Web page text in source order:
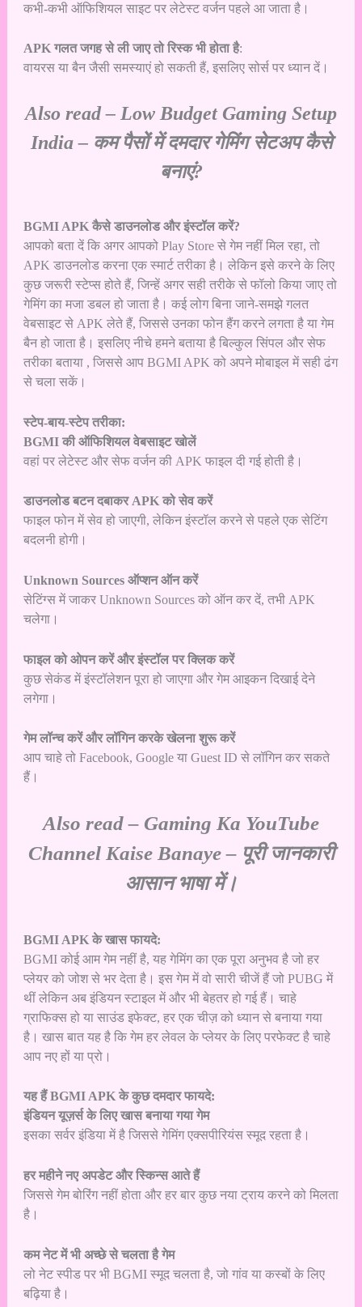
कभी-कभी ऑफिशियल साइट पर लेटेस्ट वर्जन पहले आ जाता है।
APK गलत जगह से ली जाए तो रिस्क भी होता है:
वायरस या बैन जैसी समस्याएं हो सकती हैं, इसलिए सोर्स पर ध्यान दें।
Also read – Low Budget Gaming Setup
India – कम पैसों में दमदार गेमिंग सेटअप कैसे
बनाएं?
BGMI APK कैसे डाउनलोड और इंस्टॉल करें?
आपको बता दें कि अगर आपको Play Store से गेम नहीं मिल रहा, तो
APK डाउनलोड करना एक स्मार्ट तरीका है। लेकिन इसे करने के लिए
कुछ जरूरी स्टेप्स होते हैं, जिन्हें अगर सही तरीके से फॉलो किया जाए तो
गेमिंग का मजा डबल हो जाता है। कई लोग बिना जाने-समझे गलत
वेबसाइट से APK लेते हैं, जिससे उनका फोन हैंग करने लगता है या गेम
बैन हो जाता है। इसलिए नीचे हमने बताया है बिल्कुल सिंपल और सेफ
तरीका बताया , जिससे आप BGMI APK को अपने मोबाइल में सही ढंग
से चला सकें।
स्टेप-बाय-स्टेप तरीका:
BGMI की ऑफिशियल वेबसाइट खोलें
वहां पर लेटेस्ट और सेफ वर्जन की APK फाइल दी गई होती है।
डाउनलोड बटन दबाकर APK को सेव करें
फाइल फोन में सेव हो जाएगी, लेकिन इंस्टॉल करने से पहले एक सेटिंग
बदलनी होगी।
Unknown Sources ऑप्शन ऑन करें
सेटिंग्स में जाकर Unknown Sources को ऑन कर दें, तभी APK
चलेगा।
फाइल को ओपन करें और इंस्टॉल पर क्लिक करें
कुछ सेकंड में इंस्टॉलेशन पूरा हो जाएगा और गेम आइकन दिखाई देने
लगेगा।
गेम लॉन्च करें और लॉगिन करके खेलना शुरू करें
आप चाहे तो Facebook, Google या Guest ID से लॉगिन कर सकते
हैं।
Also read – Gaming Ka YouTube
Channel Kaise Banaye – पूरी जानकारी
आसान भाषा में।
BGMI APK के खास फायदे:
BGMI कोई आम गेम नहीं है, यह गेमिंग का एक पूरा अनुभव है जो हर
प्लेयर को जोश से भर देता है। इस गेम में वो सारी चीजें हैं जो PUBG में
थीं लेकिन अब इंडियन स्टाइल में और भी बेहतर हो गई हैं। चाहे
ग्राफिक्स हो या साउंड इफेक्ट, हर एक चीज़ को ध्यान से बनाया गया
है। खास बात यह है कि गेम हर लेवल के प्लेयर के लिए परफेक्ट है चाहे
आप नए हों या प्रो।
यह हैं BGMI APK के कुछ दमदार फायदे:
इंडियन यूज़र्स के लिए खास बनाया गया गेम
इसका सर्वर इंडिया में है जिससे गेमिंग एक्सपीरियंस स्मूद रहता है।
हर महीने नए अपडेट और स्किन्स आते हैं
जिससे गेम बोरिंग नहीं होता और हर बार कुछ नया ट्राय करने को मिलता
है।
कम नेट में भी अच्छे से चलता है गेम
लो नेट स्पीड पर भी BGMI स्मूद चलता है, जो गांव या कस्बों के लिए
बढ़िया है।